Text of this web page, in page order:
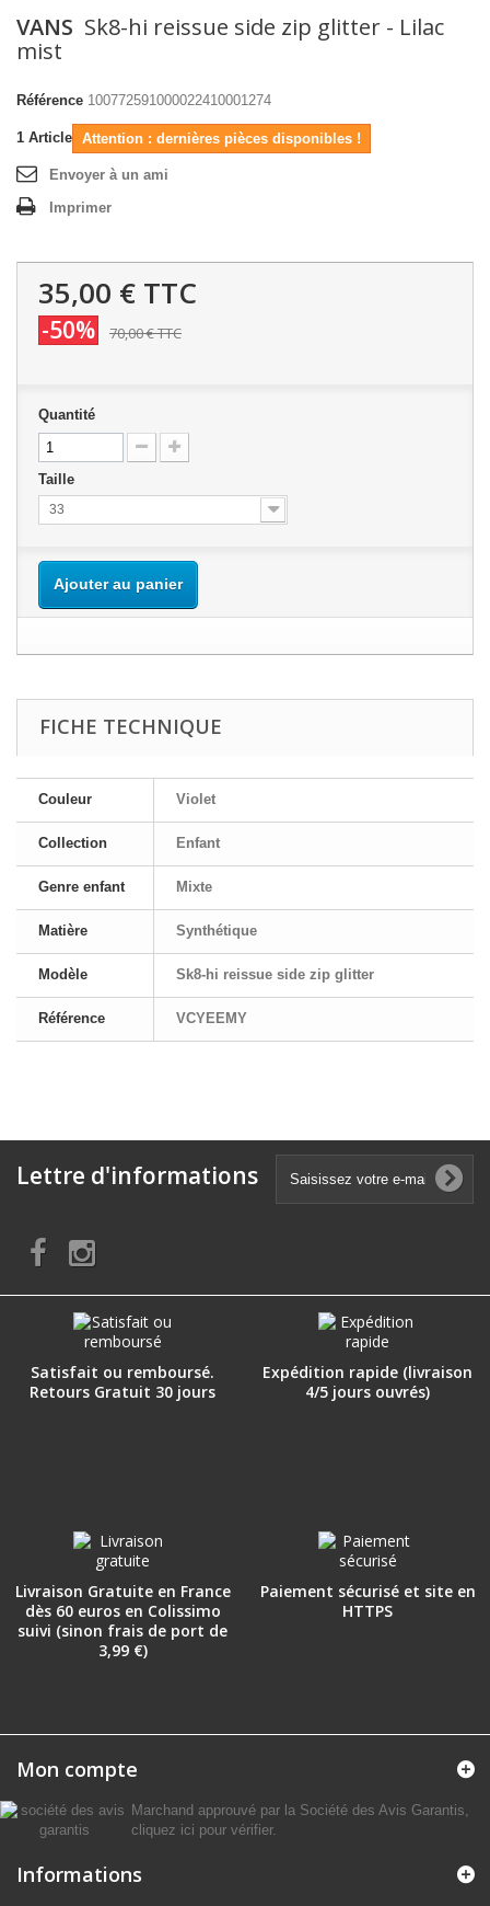
VANS Sk8-hi reissue side zip glitter - Lilac
mist
Référence 100772591000022410001274
1 Article Attention : dernières pièces disponibles !
Envoyer à un ami
Imprimer
35,00 € TTC
-50% 70,00 €TTC
Quantité
Taille
33
Ajouter au panier
FICHE TECHNIQUE
Couleur Violet
Collection Enfant
Genre enfant Mixte
Matière Synthétique
Modèle Sk8-hi reissue side zip glitter
Référence VCYEEMY
Lettre d'informations
Satisfait ou remboursé.
Retours Gratuit 30 jours
Expédition rapide (livraison
4/5 jours ouvrés)
Livraison Gratuite en France
dès 60 euros en Colissimo
suivi (sinon frais de port de
3,99 €)
Paiement sécurisé et site en
HTTPS
Mon compte
Marchand approuvé par la Société des Avis Garantis,
cliquez ici pour vérifier.
Informations